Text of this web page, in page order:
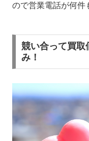
ので営業電話が何件
競い合って買取
み！